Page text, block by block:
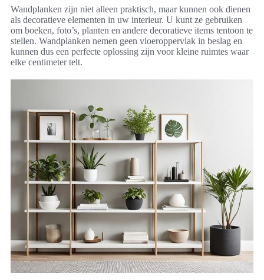
Wandplanken zijn niet alleen praktisch, maar kunnen ook dienen
als decoratieve elementen in uw interieur. U kunt ze gebruiken
om boeken, foto’s, planten en andere decoratieve items tentoon te
stellen. Wandplanken nemen geen vloeroppervlak in beslag en
kunnen dus een perfecte oplossing zijn voor kleine ruimtes waar
elke centimeter telt.